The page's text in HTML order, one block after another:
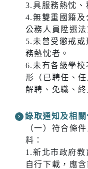
3.具服務熱忱、
4.無雙重國籍及
公務人員陞遷
5.未曾受懲戒
務熱忱者。
6.未有各級學
形（已聘任、
解聘、免職、
錄取通知及相關
（一）符合條
料：
1.新北市政府
自行下載，應